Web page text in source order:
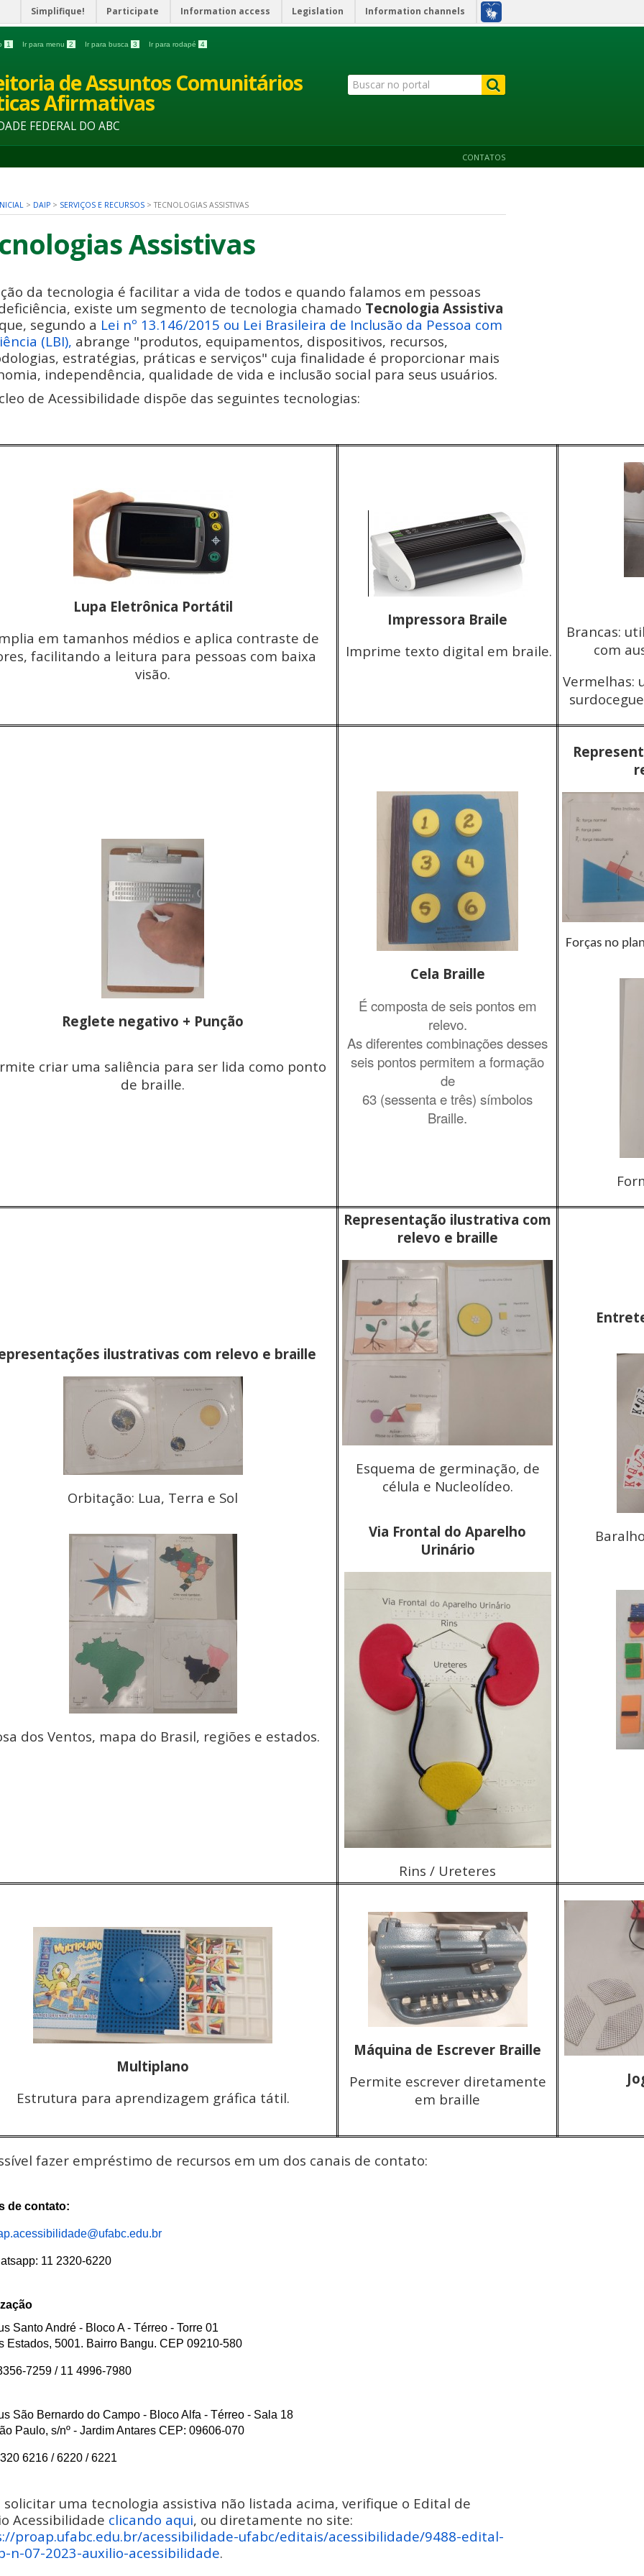
Simplifique! Participate Information access Legislation Information channels
1 Ir para menu 2 Ir para busca 3 Ir para rodapé 4
de Assuntos Comunitários
Afirmativas
FEDERAL DO ABC
CONTATOS
> DAIP > SERVIÇOS E RECURSOS >TECNOLOGIAS ASSISTIVAS
Assistivas
da tecnologia é facilitar a vida de todos e quando falamos em pessoas
existe um segmento de tecnologia chamado Tecnologia Assistiva
segundo a Lei nº 13.146/2015 ou Lei Brasileira de Inclusão da Pessoa com
(LBI), abrange "produtos, equipamentos, dispositivos, recursos,
estratégias, práticas e serviços" cuja finalidade é proporcionar mais
independência, qualidade de vida e inclusão social para seus usuários.
de Acessibilidade dispõe das seguintes tecnologias:
Lupa Eletrônica Portátil
em tamanhos médios e aplica contraste de
facilitando a leitura para pessoas com baixa
visão.
Impressora Braile
Imprime texto digital em braile.
Brancas:
com
Vermelhas:
Reglete negativo + Punção
criar uma saliência para ser lida como ponto
de braille.
Cela Braille
É composta de seis pontos em
relevo.
As diferentes combinações desses
seis pontos permitem a formação
de
63 (sessenta e três) símbolos
Braille.
Forças no
ilustrativas com relevo e braille
Orbitação: Lua, Terra e Sol
dos Ventos, mapa do Brasil, regiões e estados.
Representação ilustrativa com
relevo e braille
Esquema de germinação, de
célula e Nucleolídeo.
Via Frontal do Aparelho
Urinário
Rins / Ureteres
Multiplano
Estrutura para aprendizagem gráfica tátil.
Máquina de Escrever Braille
Permite escrever diretamente
em braille
fazer empréstimo de recursos em um dos canais de contato:
de contato:
11 2320-6220
Santo André - Bloco A - Térreo - Torre 01
Estados, 5001. Bairro Bangu. CEP 09210-580
7259 / 11 4996-7980
São Bernardo do Campo - Bloco Alfa - Térreo - Sala 18
Paulo, s/nº - Jardim Antares CEP: 09606-070
6216 / 6220 / 6221
uma tecnologia assistiva não listada acima, verifique o Edital de
Acessibilidade clicando aqui, ou diretamente no site:
proap.ufabc.edu.br/acessibilidade-ufabc/editais/acessibilidade/9488-edital-
n-07-2023-auxilio-acessibilidade.